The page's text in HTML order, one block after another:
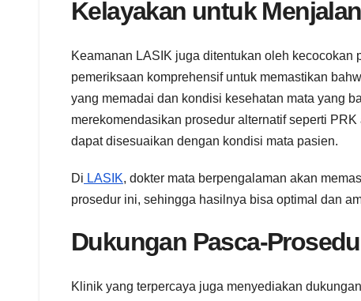
Kelayakan untuk
Keamanan LASIK juga ditentukan oleh
pemeriksaan komprehensif untuk memastikan
yang memadai dan kondisi kesehatan mata yang
merekomendasikan prosedur alternatif seperti
dapat disesuaikan dengan kondisi mata pasien.
Di LASIK, dokter mata berpengalaman akan
prosedur ini, sehingga hasilnya bisa optimal dan
Dukungan Pasca-
Klinik yang terpercaya juga menyediakan